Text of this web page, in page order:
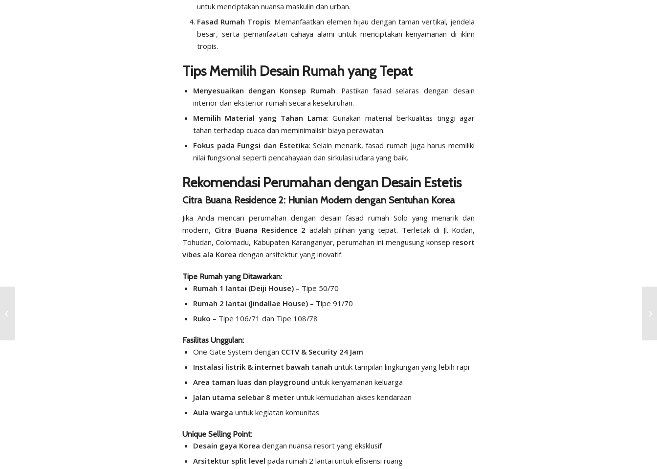
untuk menciptakan nuansa maskulin dan urban.
Fasad Rumah Tropis: Memanfaatkan elemen hijau dengan taman vertikal, jendela
besar, serta pemanfaatan cahaya alami untuk menciptakan kenyamanan di iklim
tropis.
Tips Memilih Desain Rumah yang Tepat
Menyesuaikan dengan Konsep Rumah: Pastikan fasad selaras dengan desain
interior dan eksterior rumah secara keseluruhan.
Memilih Material yang Tahan Lama: Gunakan material berkualitas tinggi agar
tahan terhadap cuaca dan meminimalisir biaya perawatan.
Fokus pada Fungsi dan Estetika: Selain menarik, fasad rumah juga harus memiliki
nilai fungsional seperti pencahayaan dan sirkulasi udara yang baik.
Rekomendasi Perumahan dengan Desain Estetis
Citra Buana Residence 2: Hunian Modern dengan Sentuhan Korea
Jika Anda mencari perumahan dengan desain fasad rumah Solo yang menarik dan
modern, Citra Buana Residence 2 adalah pilihan yang tepat. Terletak di Jl. Kodan,
Tohudan, Colomadu, Kabupaten Karanganyar, perumahan ini mengusung konsep resort
vibes ala Korea dengan arsitektur yang inovatif.
Tipe Rumah yang Ditawarkan:
Rumah 1 lantai (Deiji House)– Tipe 50/70
Rumah 2 lantai (Jindallae House)– Tipe 91/70
Ruko – Tipe 106/71 dan Tipe 108/78
Fasilitas Unggulan:
One Gate System dengan CCTV & Security 24 Jam
Instalasi listrik & internet bawah tanah untuk tampilan lingkungan yang lebih rapi
Area taman luas dan playground untuk kenyamanan keluarga
Jalan utama selebar 8 meteruntuk kemudahan akses kendaraan
Aula warga untuk kegiatan komunitas
Unique Selling Point:
Desain gaya Korea dengan nuansa resort yang eksklusif
Arsitektur split level pada rumah 2 lantai untuk efisiensi ruang